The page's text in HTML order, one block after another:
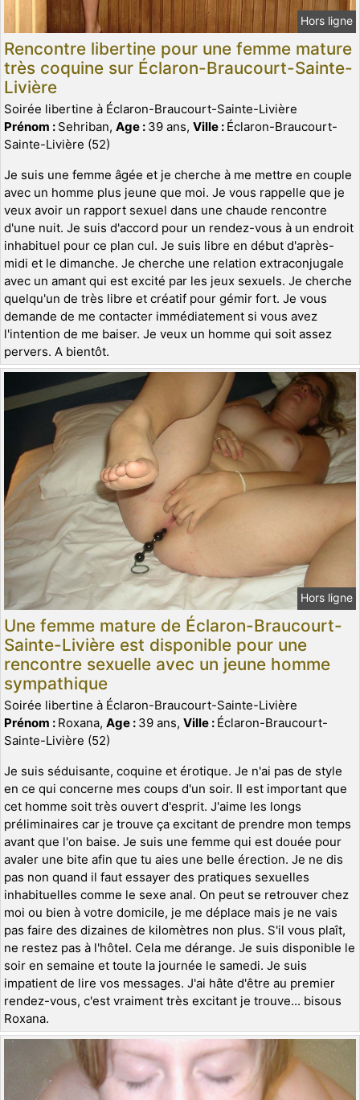
Hors ligne
Rencontre libertine pour une femme mature
très coquine sur Éclaron-Braucourt-Sainte-
Livière
Soirée libertine à Éclaron-Braucourt-Sainte-Livière
Prénom : Sehriban, Age : 39 ans, Ville : Éclaron-Braucourt-
Sainte-Livière (52)
Je suis une femme âgée et je cherche à me mettre en couple
avec un homme plus jeune que moi. Je vous rappelle que je
veux avoir un rapport sexuel dans une chaude rencontre
d'une nuit. Je suis d'accord pour un rendez-vous à un endroit
inhabituel pour ce plan cul. Je suis libre en début d'après-
midi et le dimanche. Je cherche une relation extraconjugale
avec un amant qui est excité par les jeux sexuels. Je cherche
quelqu'un de très libre et créatif pour gémir fort. Je vous
demande de me contacter immédiatement si vous avez
l'intention de me baiser. Je veux un homme qui soit assez
pervers. A bientôt.
Hors ligne
Une femme mature de Éclaron-Braucourt-
Sainte-Livière est disponible pour une
rencontre sexuelle avec un jeune homme
sympathique
Soirée libertine à Éclaron-Braucourt-Sainte-Livière
Prénom : Roxana, Age : 39 ans, Ville : Éclaron-Braucourt-
Sainte-Livière (52)
Je suis séduisante, coquine et érotique. Je n'ai pas de style
en ce qui concerne mes coups d'un soir. Il est important que
cet homme soit très ouvert d'esprit. J'aime les longs
préliminaires car je trouve ça excitant de prendre mon temps
avant que l'on baise. Je suis une femme qui est douée pour
avaler une bite afin que tu aies une belle érection. Je ne dis
pas non quand il faut essayer des pratiques sexuelles
inhabituelles comme le sexe anal. On peut se retrouver chez
moi ou bien à votre domicile, je me déplace mais je ne vais
pas faire des dizaines de kilomètres non plus. S'il vous plaît,
ne restez pas à l'hôtel. Cela me dérange. Je suis disponible le
soir en semaine et toute la journée le samedi. Je suis
impatient de lire vos messages. J'ai hâte d'être au premier
rendez-vous, c'est vraiment très excitant je trouve... bisous
Roxana.